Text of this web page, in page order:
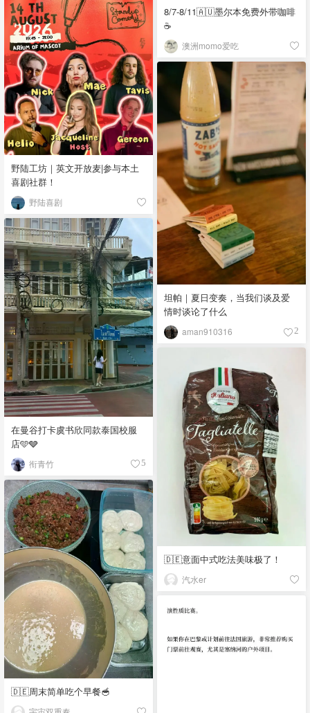
8/7-8/11🇦🇺墨尔本免费外带咖啡
☕
澳洲momo爱吃
野陆工坊｜英文开放麦|参与本土
喜剧社群！
野陆喜剧
坦帕｜夏日变奏，当我们谈及爱
情时谈论了什么
aman910316 2
在曼谷打卡虞书欣同款泰国校服
店🩵🩶
衔青竹 5
🇩🇪意面中式吃法美味极了！
汽水er
🇩🇪周末简单吃个早餐🥣